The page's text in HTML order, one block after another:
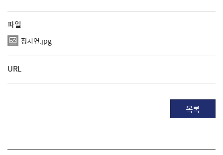
파일
장지연.jpg
URL
목록